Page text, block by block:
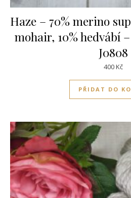
Haze – 70% merino
mohair, 10% hedvábí
J0808
400Kč
PŘIDAT DO